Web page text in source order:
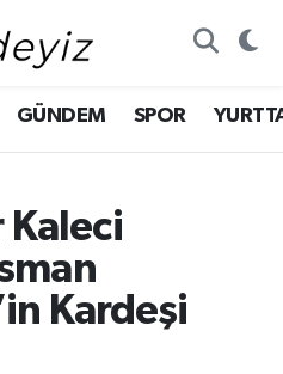
GÜNDEM SPOR
Kaleci
Kardeşi
Haritası
ve Fikstür